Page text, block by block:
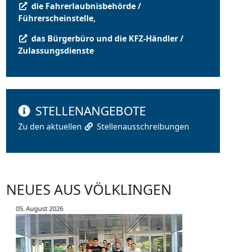
die Fahrerlaubnisbehörde /
Führerscheinstelle,
das Bürgerbüro und die KFZ-Händler /
Zulassungsdienste
STELLENANGEBOTE
Zu den aktuellen Stellenausschreibungen
NEUES AUS VÖLKLINGEN
05. August 2026